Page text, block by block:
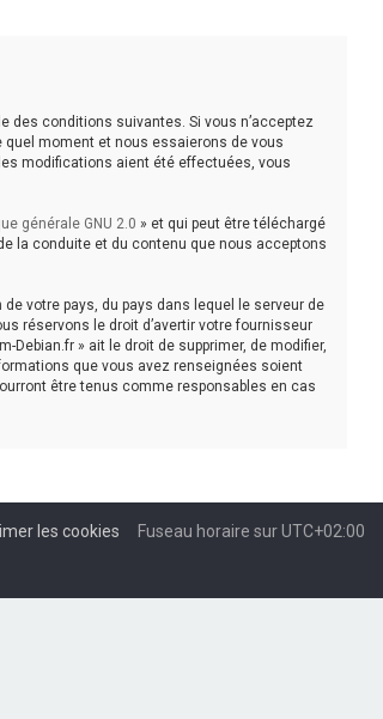
des conditions suivantes. Si vous n’acceptez
quel moment et nous essaierons de vous
modifications aient été effectuées, vous
générale GNU 2.0 » et qui peut être téléchargé
la conduite et du contenu que nous acceptons
votre pays, du pays dans lequel le serveur de
réservons le droit d’avertir votre fournisseur
» ait le droit de supprimer, de modifier,
que vous avez renseignées soient
être tenus comme responsables en cas
Fuseau horaire surUTC+02:00
les cookies